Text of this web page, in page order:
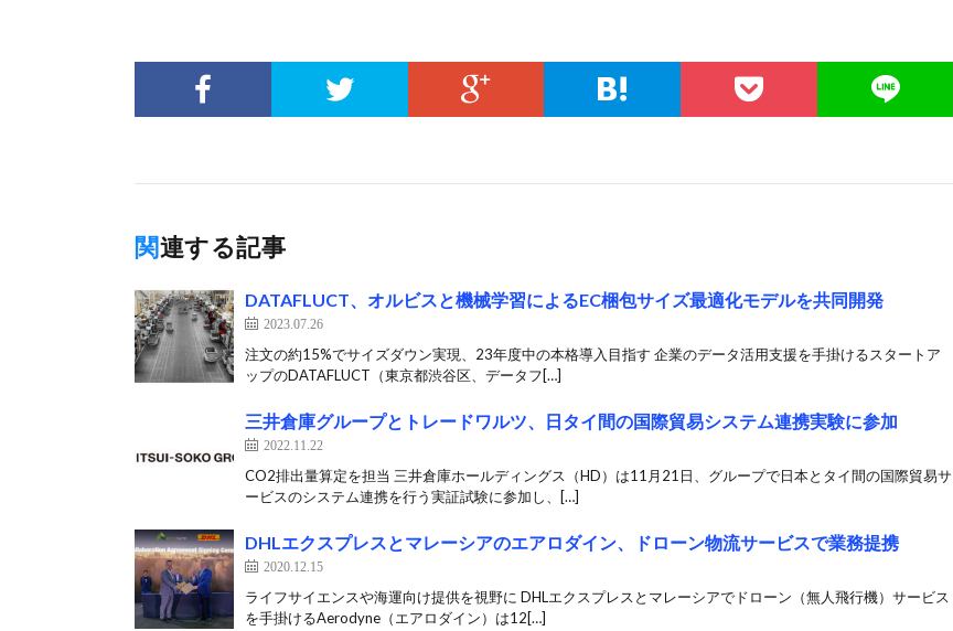
関連する記事
DATAFLUCT、オルビスと機械学習によるEC梱包サイズ最適化モデルを共同開発
2023.07.26
注文の約15%でサイズダウン実現、23年度中の本格導入目指す 企業のデータ活用支援を手掛けるスタートア
ップのDATAFLUCT（東京都渋谷区、データフ[…]
三井倉庫グループとトレードワルツ、日タイ間の国際貿易システム連携実験に参加
2022.11.22
CO2排出量算定を担当 三井倉庫ホールディングス（HD）は11月21日、グループで日本とタイ間の国際貿易サ
ービスのシステム連携を行う実証試験に参加し、[…]
DHLエクスプレスとマレーシアのエアロダイン、ドローン物流サービスで業務提携
2020.12.15
ライフサイエンスや海運向け提供を視野に DHLエクスプレスとマレーシアでドローン（無人飛行機）サービス
を手掛けるAerodyne（エアロダイン）は12[…]